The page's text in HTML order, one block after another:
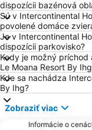
dispozícii bazénová
Sú v Intercontinental
povolené domáce
Je v Intercontinental
dispozícii parkovisko?
Kedy je možný príchod
Le Moana Resort By
Kde sa nachádza
By Ihg?
Zobraziť viac
Informácie o